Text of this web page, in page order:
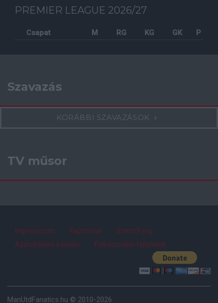
PREMIER LEAGUE 2026/27
Csapat M RG KG GK P
Szavazás
KORÁBBI SZAVAZÁSOK
TV műsor
Impresszum Kapcsolat
Szerzői jog
Adatvédelmi irányelv
Felhasználói feltételek
ManUtdFanatics.hu © 2010-2026